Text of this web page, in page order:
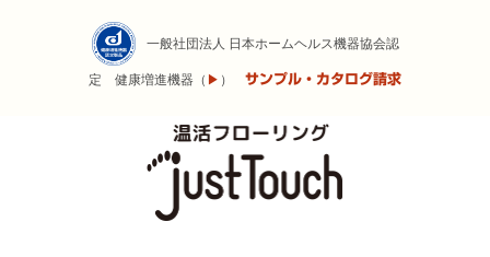
一般社団法人 日本ホームヘルス機器協会認
定 健康増進機器（ ▶ ） サンプル・カタログ請求